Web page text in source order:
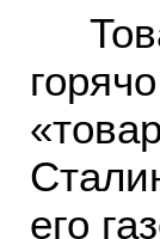
его